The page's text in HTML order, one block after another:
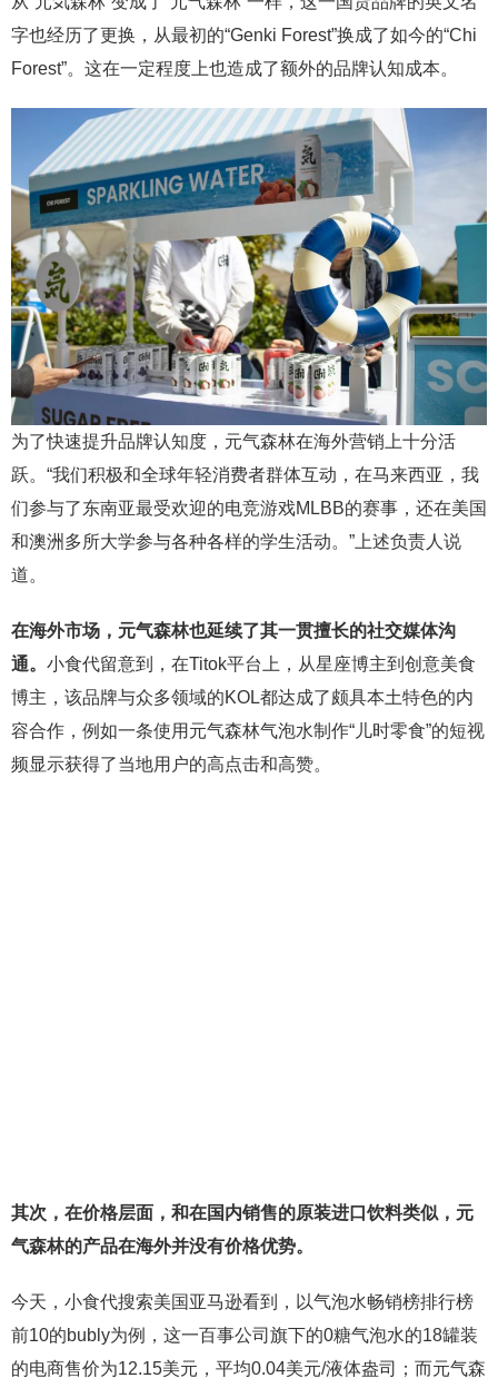
字也经历了更换，从最初的“Genki Forest”换成了如今的“Chi
Forest”。这在一定程度上也造成了额外的品牌认知成本。
为了快速提升品牌认知度，元气森林在海外营销上十分活
跃。“我们积极和全球年轻消费者群体互动，在马来西亚，我
们参与了东南亚最受欢迎的电竞游戏MLBB的赛事，还在美国
和澳洲多所大学参与各种各样的学生活动。”上述负责人说
道。
在海外市场，元气森林也延续了其一贯擅长的社交媒体沟
通。 小食代留意到，在Titok平台上，从星座博主到创意美食
博主，该品牌与众多领域的KOL都达成了颇具本土特色的内
容合作，例如一条使用元气森林气泡水制作“儿时零食”的短视
频显示获得了当地用户的高点击和高赞。
其次，在价格层面，和在国内销售的原装进口饮料类似，元
气森林的产品在海外并没有价格优势。
今天，小食代搜索美国亚马逊看到，以气泡水畅销榜排行榜
前10的bubly为例，这一百事公司旗下的0糖气泡水的18罐装
的电商售价为12.15美元，平均0.04美元/液体盎司；而元气森